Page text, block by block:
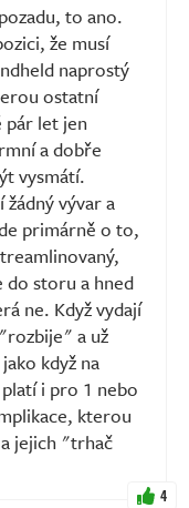
to ano.
že musí
naprostý
ostatní
pár let jen
a dobře
vysmátí.
vývar a
primárně o to,
do storu a hned
ne. Když vydají
a už
když na
i pro 1 nebo
kterou
jejich "trhač
4